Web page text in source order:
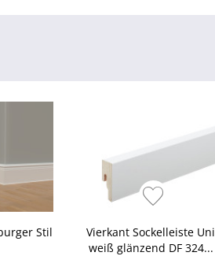
Stil
Vierkant Sockelleiste Uni
weiß glänzend DF 324...